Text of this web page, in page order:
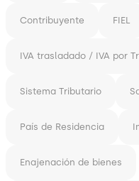
Contribuyente FIEL
IVA trasladado / IVA por
Sistema Tributario
País de Residencia
Enajenación de bienes